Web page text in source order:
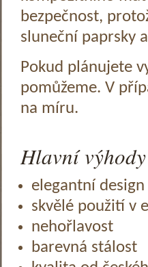
bezpečnost,
sluneční paprsky
Pokud plánujete
pomůžeme. V
na míru.
Hlavní
elegantní design
skvělé použití v
nehořlavost
barevná stálost